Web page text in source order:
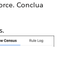
Conclua